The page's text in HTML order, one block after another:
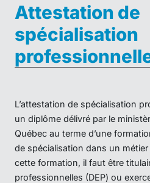
Attestation de
spécialisation
L’attestation de spécialisation
un diplôme délivré par le
Québec au terme d’une
de spécialisation dans un
cette formation, il faut être
professionnelles (DEP) ou